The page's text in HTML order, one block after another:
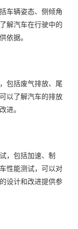
车辆姿态、侧倾角
解汽车在行驶中的
依据。
包括废气排放、尾
以了解汽车的排放
进。
，包括加速、制
性能测试，可以对
设计和改进提供参